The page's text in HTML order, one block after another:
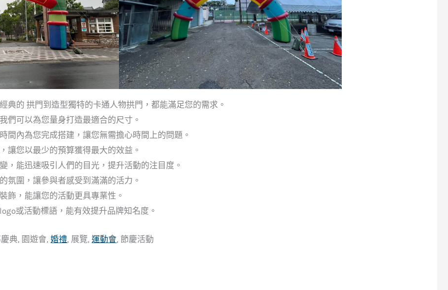
典的 拱門到造型獨特的卡通人物拱門，都能滿足您的需求。
們可以為您量身打造最適合的尺寸。
間內為您完成搭建，讓您無需擔心時間上的問題。
讓您以最少的預算獲得最大的效益。
，能迅速吸引人們的目光，提升活動的注目度。
氛圍，讓參與者感受到滿滿的活力。
飾，能讓您的活動更具專業性。
或活動標語，能有效提升品牌知名度。
典, 園遊會,婚禮, 展覽,運動會, 節慶活動